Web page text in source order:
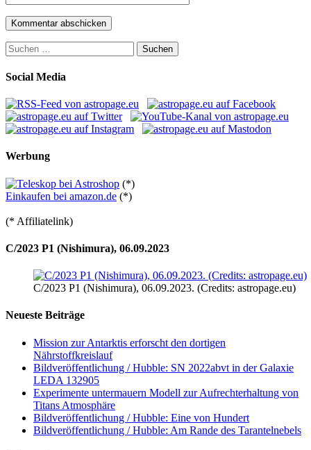
Suchen
nach:
Social Media
Werbung
(*)
Einkaufen bei amazon.de (*)
(* Affiliatelink)
C/2023 P1 (Nishimura), 06.09.2023
C/2023 P1 (Nishimura), 06.09.2023. (Credits: astropage.eu)
Neueste Beiträge
Mission zur Antarktis erforscht den dortigen
Nährstoffkreislauf
Bildveröffentlichung / Hubble: SN 2022abvt in der Galaxie
LEDA 132905
Experimente untermauern Modell zur Aufrechterhaltung von
Titans Atmosphäre
Bildveröffentlichung / Hubble: Eine von Hundert
Bildveröffentlichung / Hubble: Am Rande des Tarantelnebels